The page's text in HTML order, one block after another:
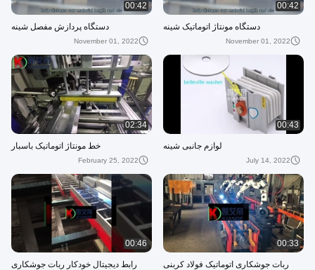
00:42
دستگاه مونتاژ اتوماتیک شینه
November 01, 2022
00:42
دستگاه پردازش مفصل شینه
November 01, 2022
00:43
لوازم جانبی شینه
July 14, 2022
02:34
خط مونتاژ اتوماتیک باسبار
February 25, 2022
00:33
ربات جوشکاری اتوماتیک فولاد کربنی
00:46
رابط دیجیتال خودکار ربات جوشکاری